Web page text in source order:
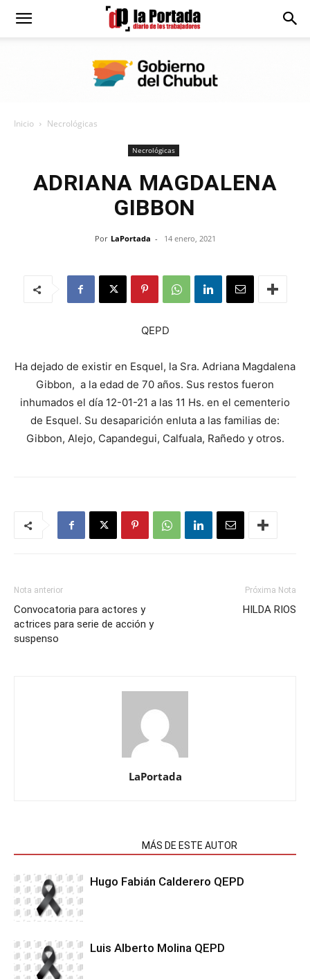
Diario
Inicio Necrológicas
Necrológicas
ADRIANA MAGDALENA
GIBBON
Por LaPortada - 14 enero, 2021
QEPD
Ha dejado de existir en Esquel, la Sra. Adriana Magdalena
Gibbon, a la edad de 70 años. Sus restos fueron
inhumados el día 12-01-21 a las 11 Hs. en el cementerio
de Esquel. Su desaparición enluta a las familias de:
Gibbon, Alejo, Capandegui, Calfuala, Rañedo y otros.
Nota anterior
Convocatoria para actores y
actrices para serie de acción y
suspenso
Próxima Nota
HILDA RIOS
LaPortada
MÁS DE ESTE AUTOR
Hugo Fabián Calderero QEPD
Luis Alberto Molina QEPD